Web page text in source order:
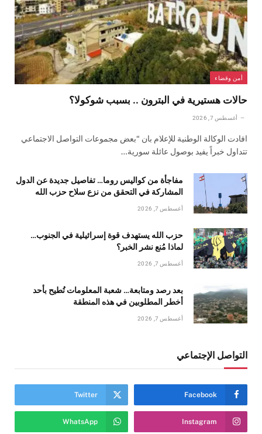
أمن وقضاء
حالات هستيرية في البترون .. بسبب شوكولا؟
أغسطس 7, 2026
افادت الوكالة الوطنية للإعلام بان “بعض مجموعات التواصل الاجتماعي
تتداول خبراً يفيد بوصول عائلة سورية…
مفاجأة من كواليس روما… تفاصيل جديدة عن الدول
المشاركة في التحقق من نزع سلاح حزب الله
أغسطس 7, 2026
حزب الله يستهدف قوة إسرائيلية في الجنوب…
لماذا مُنع نشر الخبر؟
أغسطس 7, 2026
بعد رصد ومتابعة… شعبة المعلومات تُطيح بأحد
أخطر المطلوبين في هذه المنطقة
أغسطس 7, 2026
التواصل الإجتماعي
Facebook
Twitter
Instagram
WhatsApp